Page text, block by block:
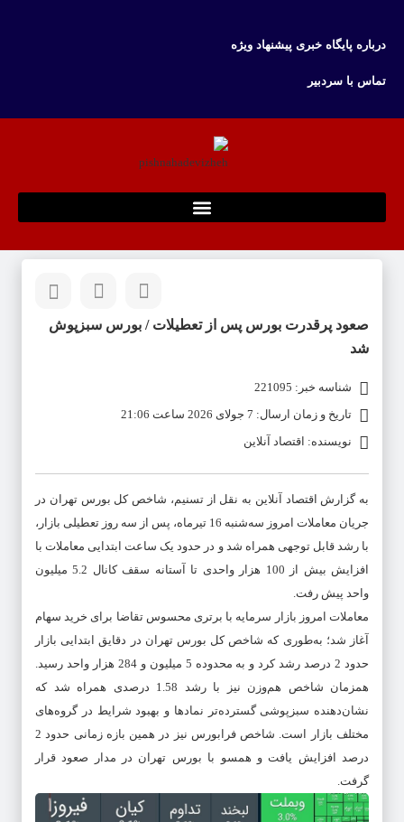
درباره پایگاه خبری پیشنهاد ویژه
تماس با سردبیر
صعود پرقدرت بورس پس از تعطیلات / بورس سبزپوش
شد
شناسه خبر: 221095
تاریخ و زمان ارسال: 7 جولای 2026 ساعت 21:06
نویسنده: اقتصاد آنلاین
به گزارش اقتصاد آنلاین به نقل از تسنیم، شاخص کل بورس تهران در
جریان معاملات امروز سه‌شنبه 16 تیرماه، پس از سه روز تعطیلی بازار،
با رشد قابل توجهی همراه شد و در حدود یک ساعت ابتدایی معاملات با
افزایش بیش از 100 هزار واحدی تا آستانه سقف کانال 5.2 میلیون
واحد پیش رفت.
معاملات امروز بازار سرمایه با برتری محسوس تقاضا برای خرید سهام
آغاز شد؛ به‌طوری که شاخص کل بورس تهران در دقایق ابتدایی بازار
حدود 2 درصد رشد کرد و به محدوده 5 میلیون و 284 هزار واحد رسید.
همزمان شاخص هم‌وزن نیز با رشد 1.58 درصدی همراه شد که
نشان‌دهنده سبزپوشی گسترده‌تر نمادها و بهبود شرایط در گروه‌های
مختلف بازار است. شاخص فرابورس نیز در همین بازه زمانی حدود 2
درصد افزایش یافت و همسو با بورس تهران در مدار صعود قرار
گرفت.